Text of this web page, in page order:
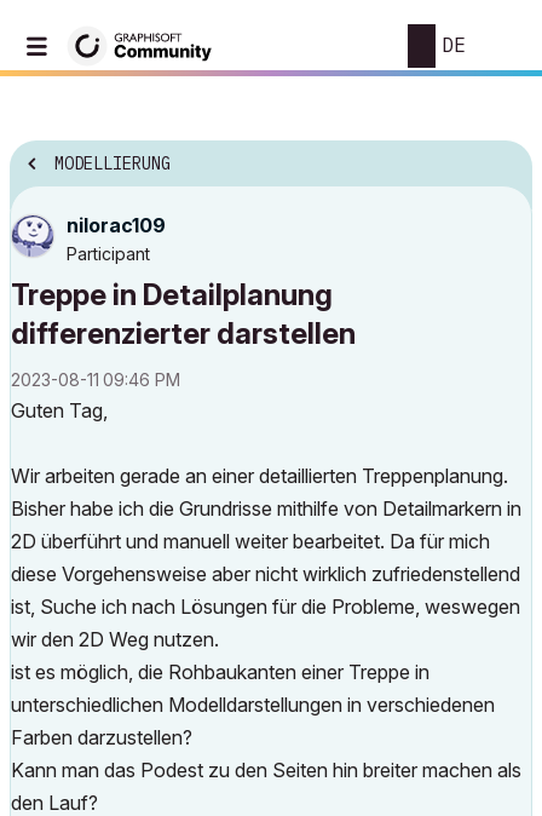
DE
MODELLIERUNG
nilorac109
Participant
Treppe in Detailplanung
differenzierter darstellen
‎2023-08-11 09:46 PM
Guten Tag,
Wir arbeiten gerade an einer detaillierten Treppenplanung.
Bisher habe ich die Grundrisse mithilfe von Detailmarkern in
2D überführt und manuell weiter bearbeitet. Da für mich
diese Vorgehensweise aber nicht wirklich zufriedenstellend
ist, Suche ich nach Lösungen für die Probleme, weswegen
wir den 2D Weg nutzen.
ist es möglich, die Rohbaukanten einer Treppe in
unterschiedlichen Modelldarstellungen in verschiedenen
Farben darzustellen?
Kann man das Podest zu den Seiten hin breiter machen als
den Lauf?